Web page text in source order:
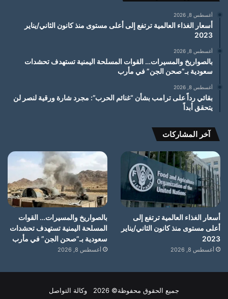
أغسطس 8, 2026
أسعار الغذاء العالمية ترتفع إلى أعلى مستوى منذ كانون الثاني/يناير
2023
أغسطس 8, 2026
بالصواريخ والمسيرات… القوات المسلحة اليمنية تستهدف تحشدات
سعودية بـ”صحن الجن” في مأرب
أغسطس 8, 2026
بقائي رداً على ترامب بشأن “غنائم الحرب”: مجرد شارة ورقية لنصر لن
يتحقق أبداً
آخر المشاركات
أسعار الغذاء العالمية ترتفع إلى
أعلى مستوى منذ كانون الثاني/يناير
2023
أغسطس 8, 2026
بالصواريخ والمسيرات… القوات
المسلحة اليمنية تستهدف تحشدات
سعودية بـ”صحن الجن” في مأرب
أغسطس 8, 2026
جميع الحقوق محفوظة© 2026 وكالة التواصل